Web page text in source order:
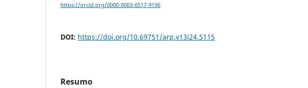
https://orcid.org/0000-0003-0517-9196
DOI: https://doi.org/10.69751/arp.v13i24.5115
Resumo